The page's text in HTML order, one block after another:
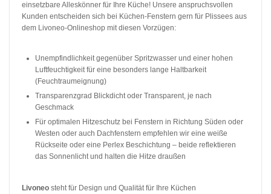
einsetzbare Alleskönner für Ihre Küche! Unsere anspruchsvollen
Kunden entscheiden sich bei Küchen-Fenstern gern für Plissees aus
dem Livoneo-Onlineshop mit diesen Vorzügen:
Unempfindlichkeit gegenüber Spritzwasser und einer hohen
Luftfeuchtigkeit für eine besonders lange Haltbarkeit
(Feuchtraumeignung)
Transparenzgrad Blickdicht oder Transparent, je nach
Geschmack
Für optimalen Hitzeschutz bei Fenstern in Richtung Süden oder
Westen oder auch Dachfenstern empfehlen wir eine weiße
Rückseite oder eine Perlex Beschichtung – beide reflektieren
das Sonnenlicht und halten die Hitze draußen
Livoneo steht für Design und Qualität für Ihre Küchen